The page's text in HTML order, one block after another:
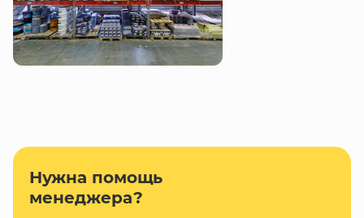
Нужна помощь
менеджера?